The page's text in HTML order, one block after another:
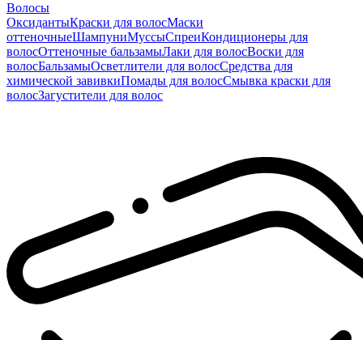
Волосы
ОксидантыКраски для волосМаски
оттеночныеШампуниМуссыСпреиКондиционеры для
волосОттеночные бальзамыЛаки для волосВоски для
волосБальзамыОсветлители для волосСредства для
химической завивкиПомады для волосСмывка краски для
волосЗагустители для волос